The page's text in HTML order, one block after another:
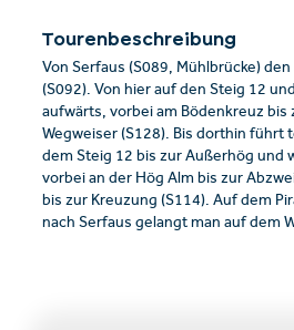
Tourenbeschreibung
Von Serfaus (S089, Mühlbrücke)
(S092). Von hier auf den Steig 12
aufwärts, vorbei am Bödenkreuz bis
Wegweiser (S128). Bis dorthin führt
dem Steig 12 bis zur Außerhög und
vorbei an der Hög Alm bis zur
bis zur Kreuzung (S114). Auf dem
nach Serfaus gelangt man auf dem